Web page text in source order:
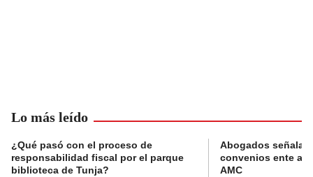
Lo más leído
¿Qué pasó con el proceso de
responsabilidad fiscal por el parque
biblioteca de Tunja?
Abogados
convenios ente
AMC